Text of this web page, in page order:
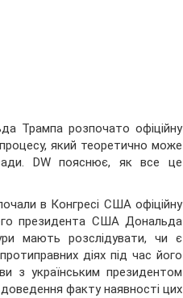
Трампа розпочато офіційну
який теоретично може
DW пояснює, як все це
в Конгресі США офіційну
го президента США Дональда
мають розслідувати, чи є
діях під час його
з українським президентом
факту наявності цих